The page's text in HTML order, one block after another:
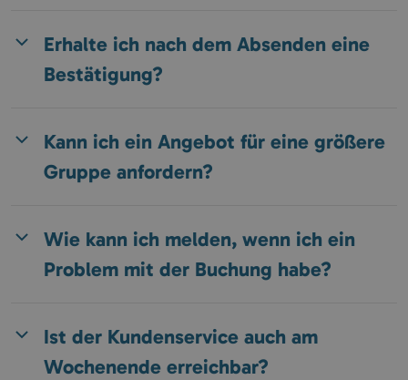
Erhalte ich nach dem Absenden eine
Bestätigung?
Kann ich ein Angebot für eine größere
Gruppe anfordern?
Wie kann ich melden, wenn ich ein
Problem mit der Buchung habe?
Ist der Kundenservice auch am
Wochenende erreichbar?